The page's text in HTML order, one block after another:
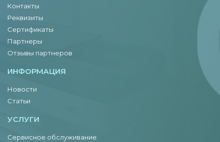
Контакты
Реквизиты
Сертификаты
Партнеры
Отзывы партнеров
ИНФОРМАЦИЯ
Новости
Статьи
УСЛУГИ
Сервисное обслуживание